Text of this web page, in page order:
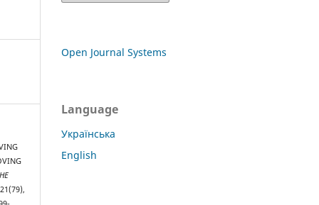
Open Journal Systems
Language
Українська
English